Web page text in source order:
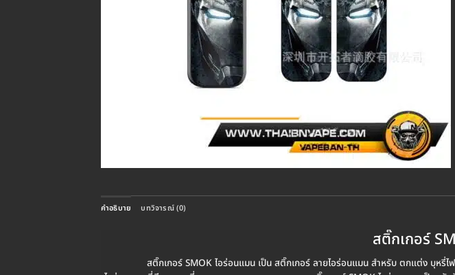
คำอธิบาย บทวิจารณ์ (0)
สติ๊กเกอร์
สติ๊กเกอร์ SMOK ไอร่อนแมน เป็น สติ๊กเกอร์ ลายไอร่อนแมน สำหรับ ตกแต่ง บุหรี่ไ